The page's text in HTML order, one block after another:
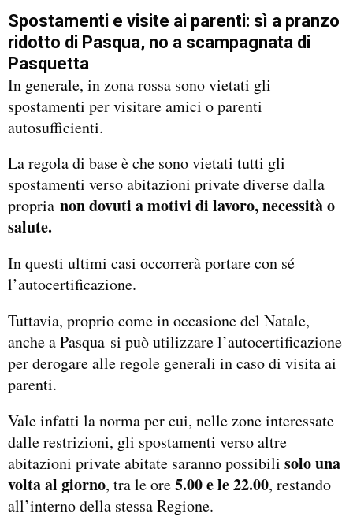
Spostamenti e visite ai parenti: sì a pranzo
ridotto di Pasqua, no a scampagnata di
Pasquetta
In generale, in zona rossa sono vietati gli
spostamenti per visitare amici o parenti
autosufficienti.
La regola di base è che sono vietati tutti gli
spostamenti verso abitazioni private diverse dalla
propria non dovuti a motivi di lavoro, necessità o
salute.
In questi ultimi casi occorrerà portare con sé
l’autocertificazione.
Tuttavia, proprio come in occasione del Natale,
anche a Pasqua si può utilizzare l’autocertificazione
per derogare alle regole generali in caso di visita ai
parenti.
Vale infatti la norma per cui, nelle zone interessate
dalle restrizioni, gli spostamenti verso altre
abitazioni private abitate saranno possibili solo una
volta al giorno, tra le ore5.00 e le 22.00, restando
all’interno della stessa Regione.